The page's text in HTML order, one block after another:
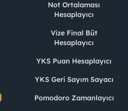
Not Ortalaması
Hesaplayıcı
Vize Final Büt
Hesaplayıcı
YKS Puan Hesaplayıcı
YKS Geri Sayım Sayacı
Pomodoro Zamanlayıcı